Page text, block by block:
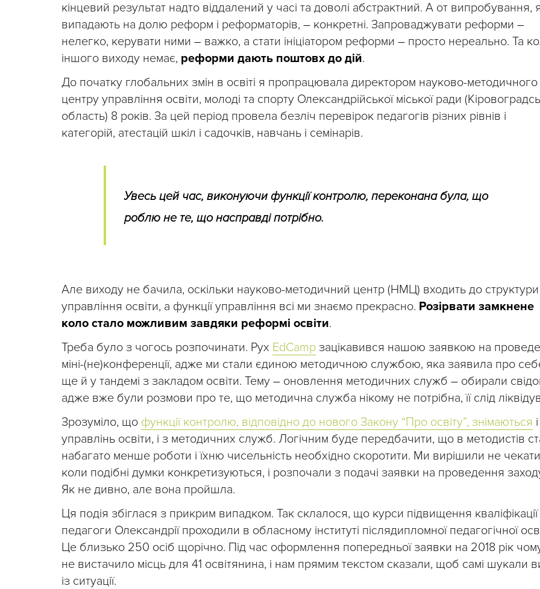
кінцевий результат надто віддалений у часі та доволі абстрактний. А от випробування,
випадають на долю реформ і реформаторів, – конкретні. Запроваджувати реформи –
нелегко, керувати ними – важко, а стати ініціатором реформи – просто нереально. Та
іншого виходу немає, реформи дають поштовх до дій.
До початку глобальних змін в освіті я пропрацювала директором науково-методичного
центру управління освіти, молоді та спорту Олександрійської міської ради
область) 8 років. За цей період провела безліч перевірок педагогів різних рівнів і
категорій, атестацій шкіл і садочків, навчань і семінарів.
Увесь цей час, виконуючи функції контролю, переконана була, що
роблю не те, що насправді потрібно.
Але виходу не бачила, оскільки науково-методичний центр (НМЦ) входить до структури
управління освіти, а функції управління всі ми знаємо прекрасно. Розірвати замкнене
коло стало можливим завдяки реформі освіти.
Треба було з чогось розпочинати. Рух EdСamp зацікавився нашою заявкою на
міні-(не)конференції, адже ми стали єдиною методичною службою, яка заявила про
ще й у тандемі з закладом освіти. Тему – оновлення методичних служб – обирали
адже вже були розмови про те, що методична служба нікому не потрібна, її слід
Зрозуміло, що функції контролю, відповідно до нового Закону “Про освіту”, знімаються
управлінь освіти, і з методичних служб. Логічним буде передбачити, що в методистів
набагато менше роботи і їхню чисельність необхідно скоротити. Ми вирішили не
коли подібні думки конкретизуються, і розпочали з подачі заявки на проведення
Як не дивно, але вона пройшла.
Ця подія збіглася з прикрим випадком. Так склалося, що курси підвищення кваліфікації
педагоги Олександрії проходили в обласному інституті післядипломної педагогічної
Це близько 250 осіб щорічно. Під час оформлення попередньої заявки на 2018 рік
не вистачило місць для 41 освітянина, і нам прямим текстом сказали, щоб самі шукали
із ситуації.